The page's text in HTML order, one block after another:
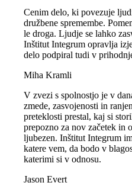
Cenim delo, ki povezuje
družbene spremembe.
le droga. Ljudje se lahko
Inštitut Integrum opravlja
delo podpiral tudi v
Miha Kramli
V zvezi s spolnostjo je v
zmede, zasvojenosti in
preteklosti prestal, kaj si
prepozno za nov začetek in
ljubezen. Inštitut Integrum
katere vem, da bodo v
katerimi si v odnosu.
Jason Evert